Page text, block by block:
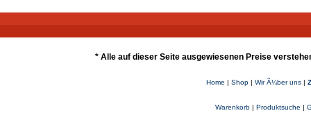
* Alle auf dieser Seite ausgewiesenen Preise
Home | Shop| Wir Ã¼ber uns|
Warenkorb| Produktsuche |